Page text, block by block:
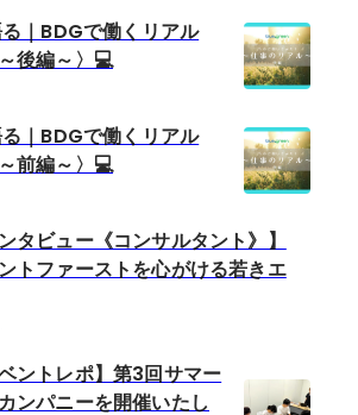
｜BDGで働くリアル
後編～〉💻
｜BDGで働くリアル
前編～〉💻
タビュー《コンサルタント》】
トファーストを心がける若きエ
ベントレポ】第3回サマー
ンパニーを開催いたし